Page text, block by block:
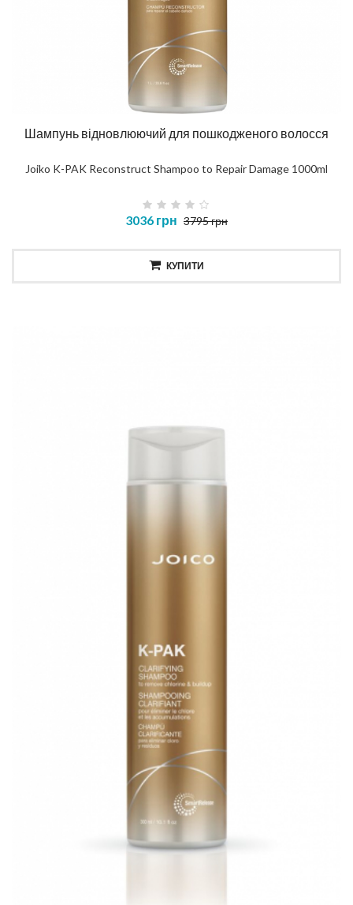
Шампунь відновлюючий для пошкодженого волосся
Joiko K-PAK Reconstruct Shampoo to Repair Damage 1000ml
3036 грн 3795 грн
КУПИТИ